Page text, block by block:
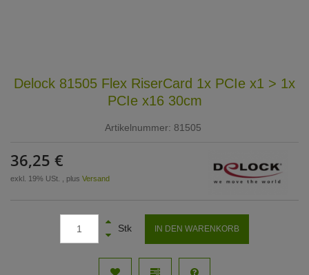
Delock 81505 Flex RiserCard 1x PCIe x1 > 1x
PCIe x16 30cm
Artikelnummer: 81505
36,25 €
exkl. 19% USt. , plus Versand
Stk IN DEN WARENKORB